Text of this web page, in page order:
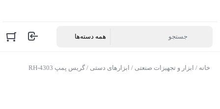
خانه / ابزار و تجهیزات صنعتی / ابزارهای دستی / گریس پمپ RH-4303